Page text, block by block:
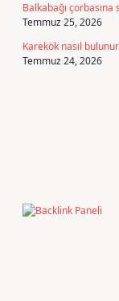
Balkabağı
Temmuz 25, 2026
Karekök nasıl
Temmuz 24, 2026